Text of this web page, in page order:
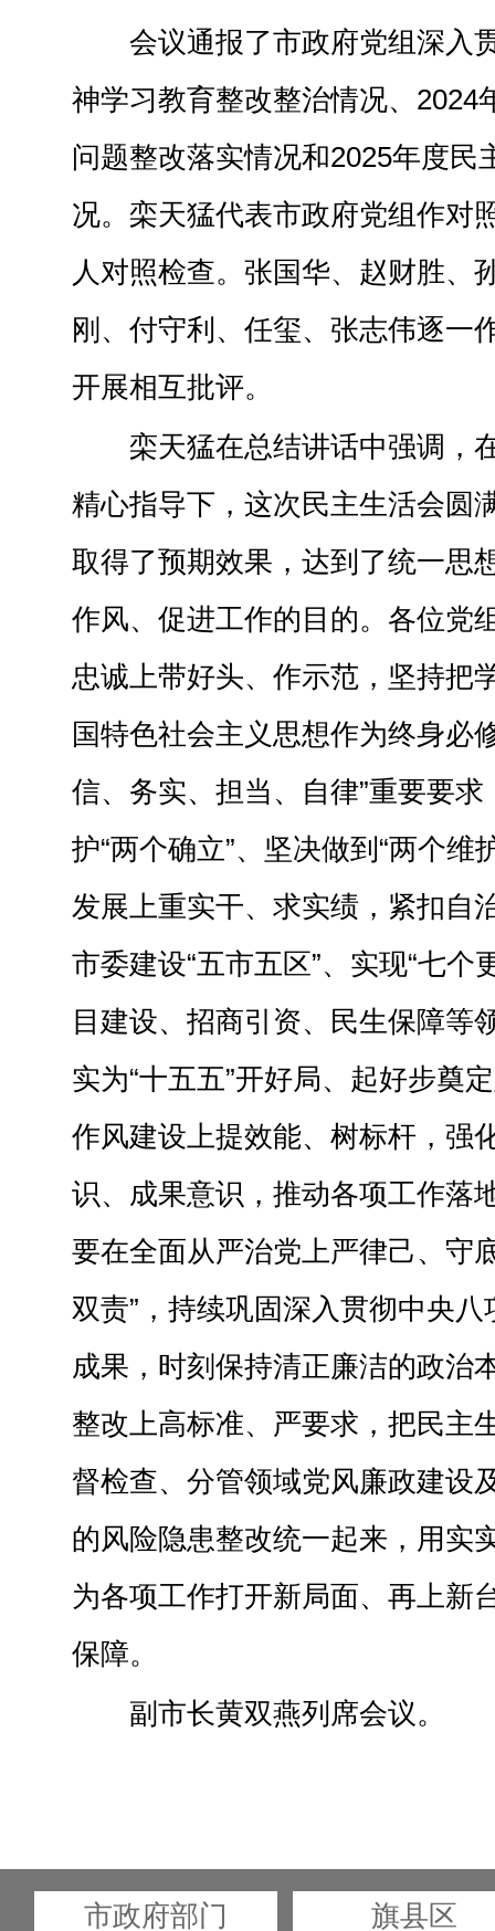
会议通报了市政府党组深入
神学习教育整改整治情况、2024
问题整改落实情况和2025年度民
况。栾天猛代表市政府党组作对
人对照检查。张国华、赵财胜、
刚、付守利、任玺、张志伟逐一
开展相互批评。
栾天猛在总结讲话中强调，
精心指导下，这次民主生活会圆
取得了预期效果，达到了统一思
作风、促进工作的目的。各位党
忠诚上带好头、作示范，坚持把
国特色社会主义思想作为终身必
信、务实、担当、自律”重要要
护“两个确立”、坚决做到“两个维
发展上重实干、求实绩，紧扣自
市委建设“五市五区”、实现“七个
目建设、招商引资、民生保障等
实为“十五五”开好局、起好步奠
作风建设上提效能、树标杆，强
识、成果意识，推动各项工作落
要在全面从严治党上严律己、守
双责”，持续巩固深入贯彻中央
成果，时刻保持清正廉洁的政治
整改上高标准、严要求，把民主
督检查、分管领域党风廉政建设
的风险隐患整改统一起来，用实
为各项工作打开新局面、再上新
保障。
副市长黄双燕列席会议。
市政府部门 旗县区